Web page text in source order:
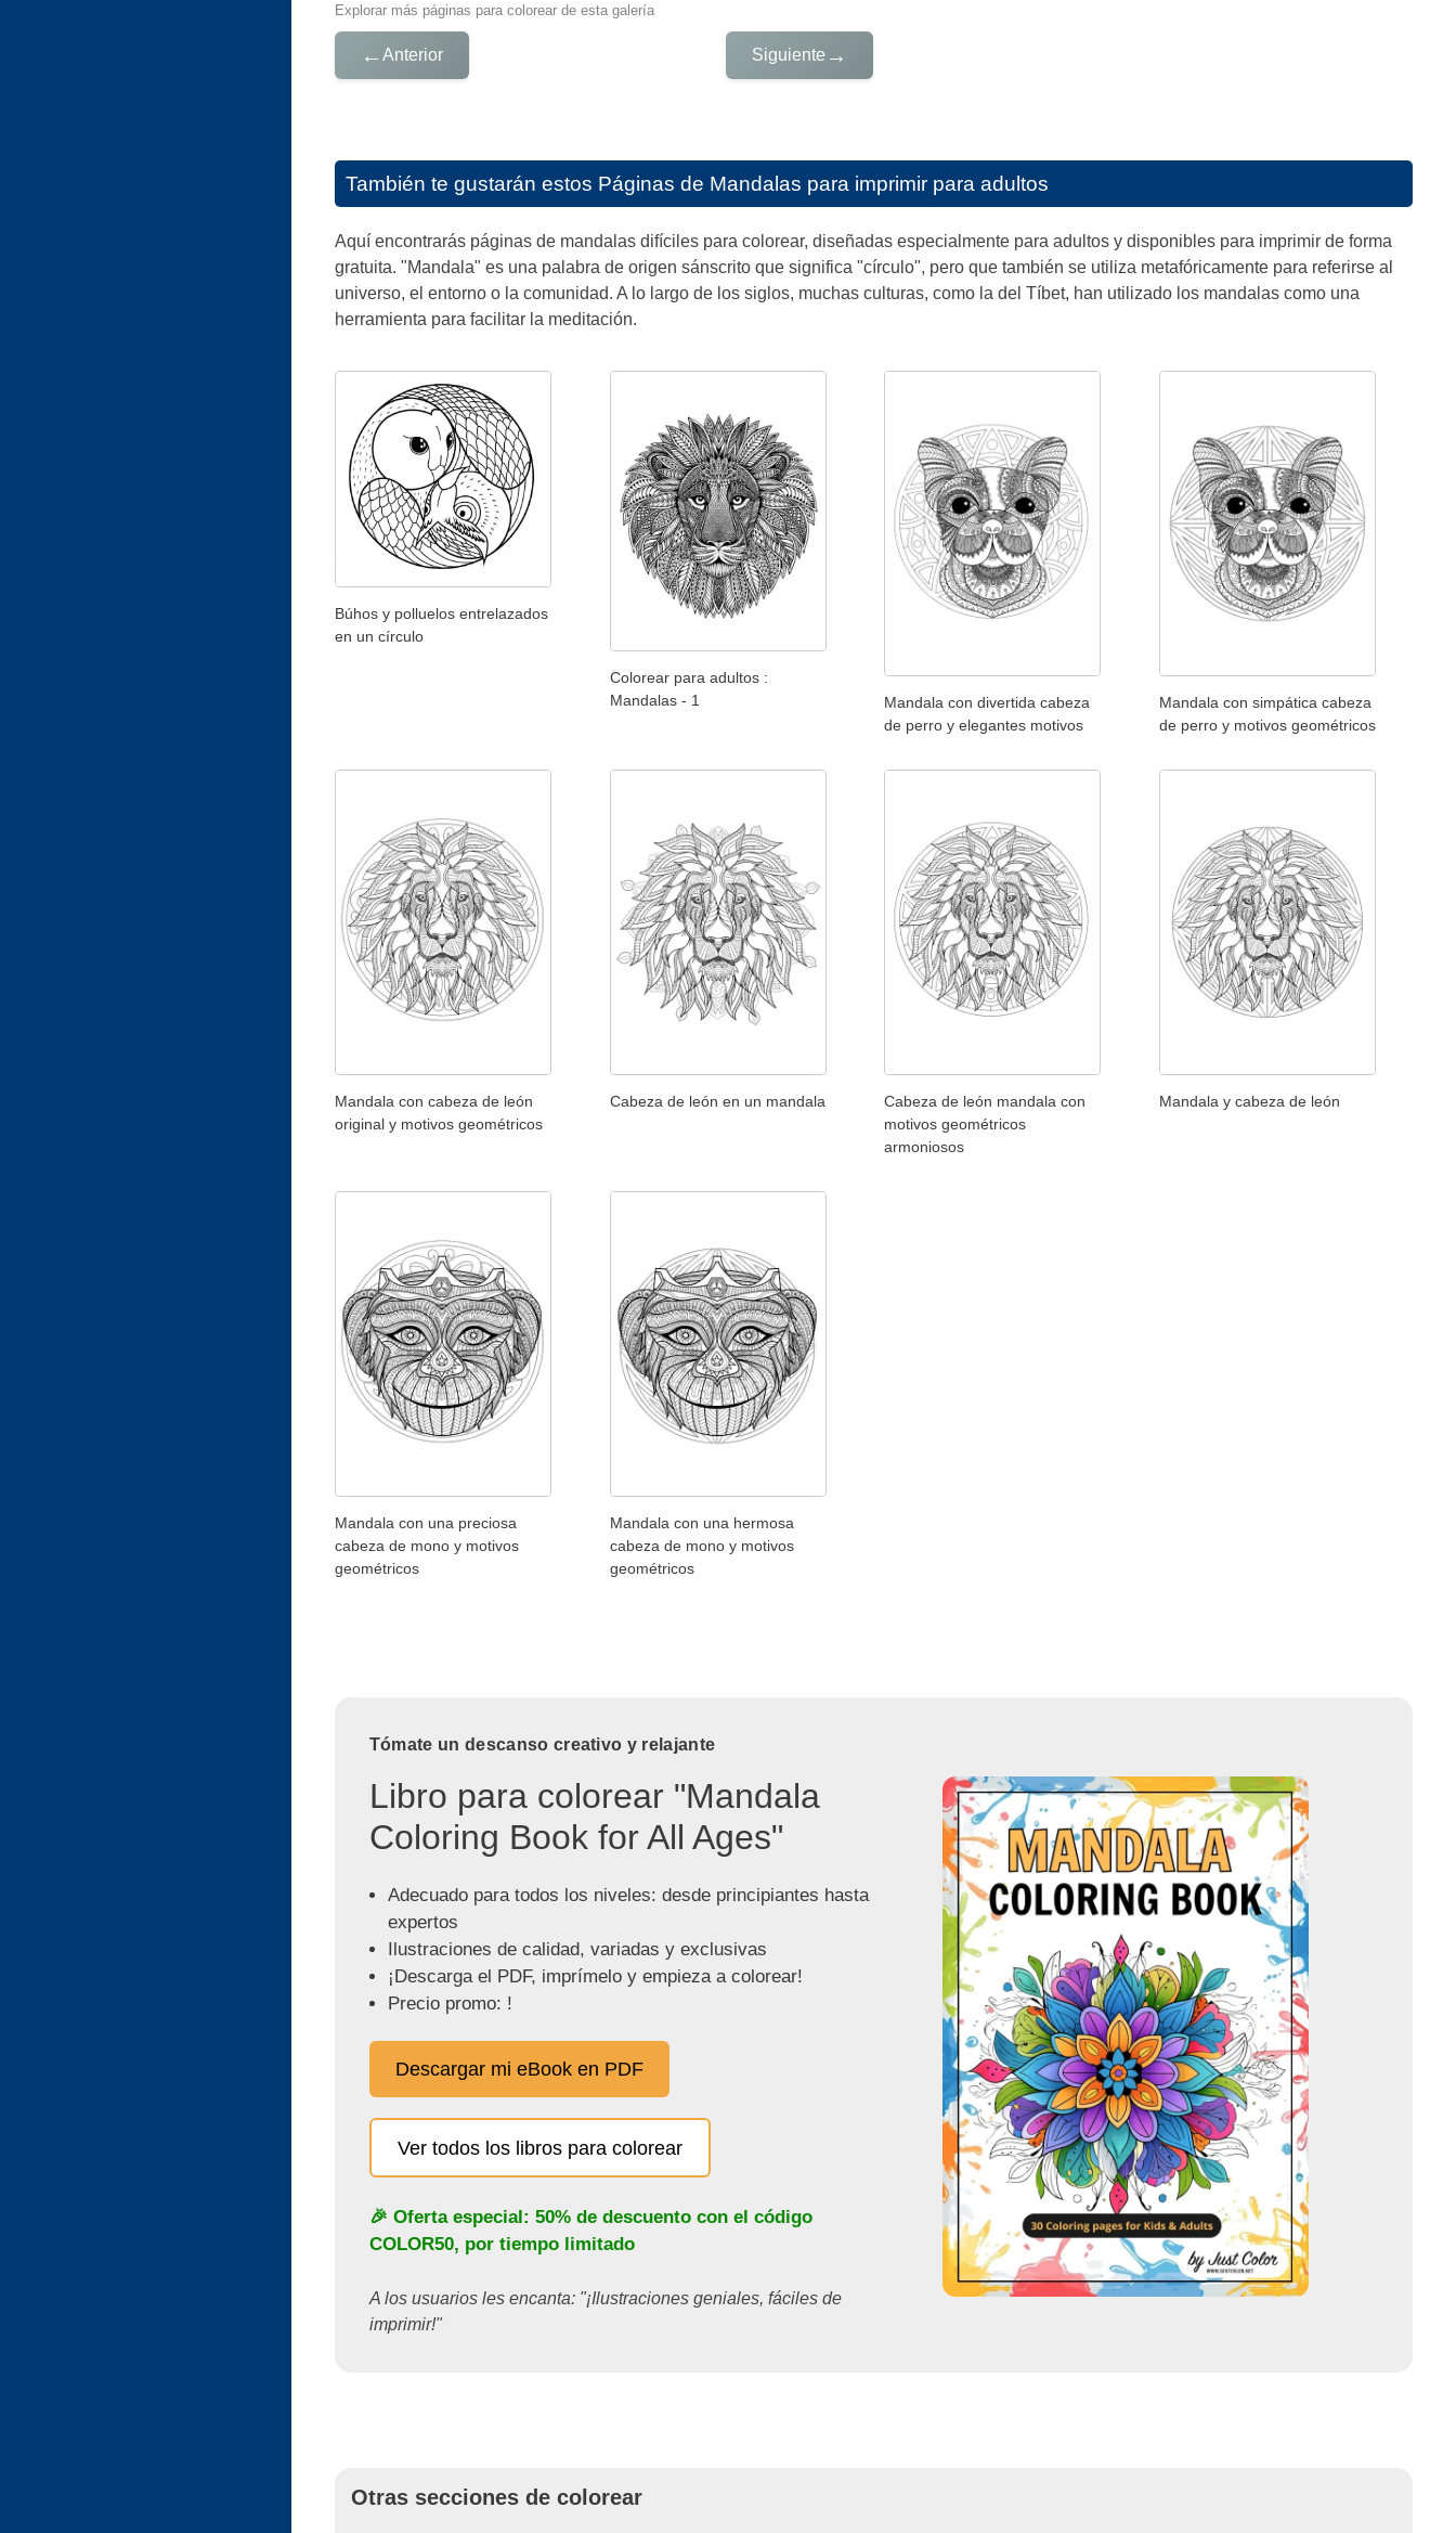
Explorar más páginas para colorear de esta galería
← Anterior Siguiente →
También te gustarán estos Páginas de Mandalas para imprimir para adultos
Aquí encontrarás páginas de mandalas difíciles para colorear, diseñadas especialmente para adultos y disponibles para imprimir de forma
gratuita. "Mandala" es una palabra de origen sánscrito que significa "círculo", pero que también se utiliza metafóricamente para referirse al
universo, el entorno o la comunidad. A lo largo de los siglos, muchas culturas, como la del Tíbet, han utilizado los mandalas como una
herramienta para facilitar la meditación.
Búhos y polluelos entrelazados
en un círculo
Colorear para adultos :
Mandalas - 1
Mandala con divertida cabeza
de perro y elegantes motivos
Mandala con simpática cabeza
de perro y motivos geométricos
Mandala con cabeza de león
original y motivos geométricos
Cabeza de león en un mandala
Cabeza de león mandala con
motivos geométricos
armoniosos
Mandala y cabeza de león
Mandala con una preciosa
cabeza de mono y motivos
geométricos
Mandala con una hermosa
cabeza de mono y motivos
geométricos
Tómate un descanso creativo y relajante
Libro para colorear "Mandala
Coloring Book for All Ages"
Adecuado para todos los niveles: desde principiantes hasta
expertos
Ilustraciones de calidad, variadas y exclusivas
¡Descarga el PDF, imprímelo y empieza a colorear!
Precio promo: !
Descargar mi eBook en PDF
Ver todos los libros para colorear
🎉 Oferta especial: 50% de descuento con el código
COLOR50, por tiempo limitado
A los usuarios les encanta: "¡Ilustraciones geniales, fáciles de
imprimir!"
Otras secciones de colorear